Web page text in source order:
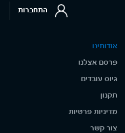
אודותינו
פרסם אצלנו
גיוס עובדים
תקנון
מדיניות פרטיות
צור קשר